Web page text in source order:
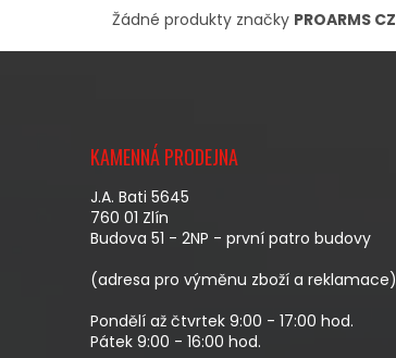
Žádné produkty značky PROARMS CZ
KAMENNÁ PRODEJNA
J.A. Bati 5645
760 01 Zlín
Budova 51 - 2NP - první patro budovy
(adresa pro výměnu zboží a reklamace)
Pondělí až čtvrtek 9:00 - 17:00 hod.
Pátek 9:00 - 16:00 hod.